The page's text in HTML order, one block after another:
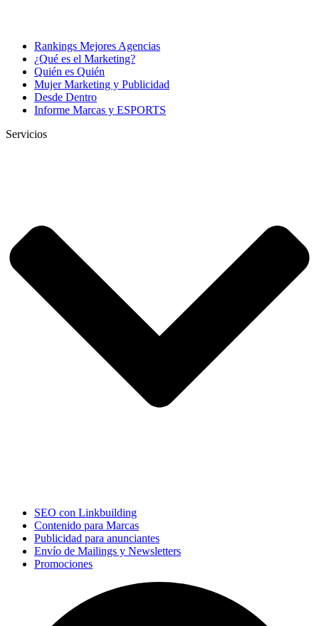
Rankings Mejores Agencias
¿Qué es el Marketing?
Quién es Quién
Mujer Marketing y Publicidad
Desde Dentro
Informe Marcas y ESPORTS
Servicios
SEO con Linkbuilding
Contenido para Marcas
Publicidad para anunciantes
Envío de Mailings y Newsletters
Promociones